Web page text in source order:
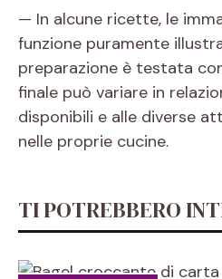
— In alcune ricette, le
funzione puramente
preparazione è testata
finale può variare in
disponibili e alle diverse
nelle proprie cucine.
TI POTREBBERO